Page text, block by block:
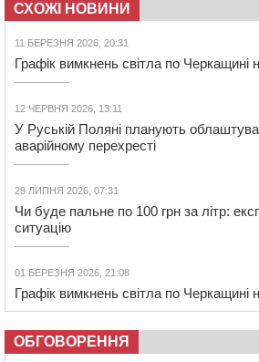
СХОЖІ НОВИНИ
11 БЕРЕЗНЯ 2026, 20:31
Графік вимкнень світла по Черкащині
12 ЧЕРВНЯ 2026, 13:11
У Руській Поляні планують
аварійному перехресті
29 ЛИПНЯ 2026, 07:31
Чи буде пальне по 100 грн за літр:
ситуацію
01 БЕРЕЗНЯ 2026, 21:08
Графік вимкнень світла по Черкащині
ОБГОВОРЕННЯ